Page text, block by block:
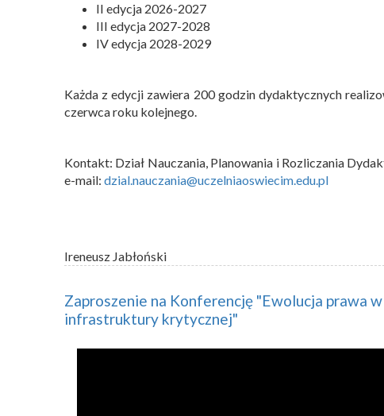
II edycja 2026-2027
III edycja 2027-2028
IV edycja 2028-2029
Każda z edycji zawiera 200 godzin dydaktycznych
czerwca roku kolejnego.
Kontakt: Dział Nauczania, Planowania i Rozliczania
e-mail: dzial.nauczania@uczelniaoswiecim.edu.pl
Ireneusz Jabłoński
Zaproszenie na Konferencję "Ewolucja prawa
infrastruktury krytycznej"